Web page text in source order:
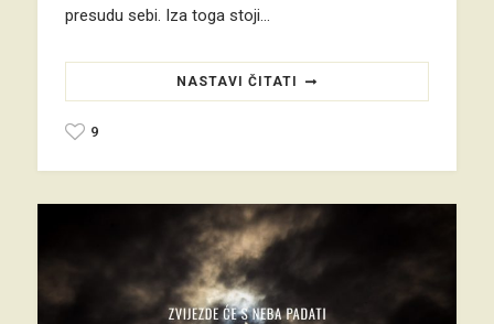
presudu sebi. Iza toga stoji…
NASTAVI ČITATI
9